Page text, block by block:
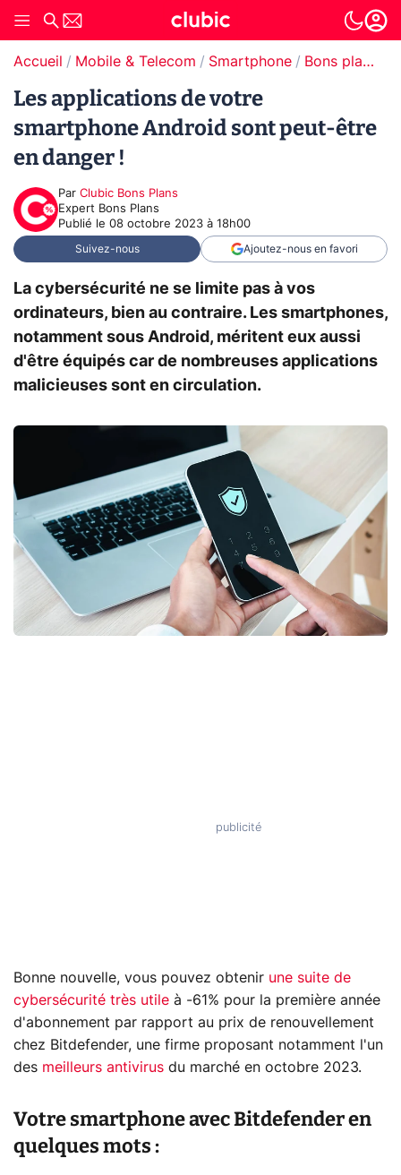
Accueil Mobile & Telecom Smartphone Bons plans Smartphones
Les applications de votre
smartphone Android sont peut-être
en danger !
Par Clubic Bons Plans
Expert Bons Plans
Publié le 08 octobre 2023 à 18h00
Suivez-nous Ajoutez-nous en favori
La cybersécurité ne se limite pas à vos
ordinateurs, bien au contraire. Les smartphones,
notamment sous Android, méritent eux aussi
d'être équipés car de nombreuses applications
malicieuses sont en circulation.
Bonne nouvelle, vous pouvez obtenir une suite de
cybersécurité très utile à -61% pour la première année
d'abonnement par rapport au prix de renouvellement
chez Bitdefender, une firme proposant notamment l'un
des meilleurs antivirus du marché en octobre 2023.
Votre smartphone avec Bitdefender en
quelques mots :